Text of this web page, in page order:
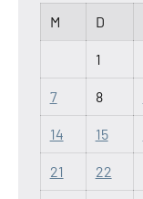
M
D
1
7 8
14 15
21 22